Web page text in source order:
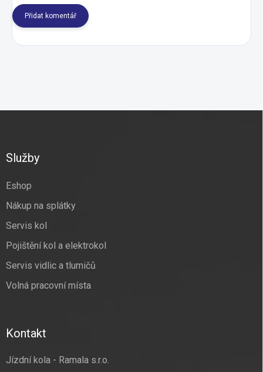
Přidat komentář
Služby
Eshop
Nákup na splátky
Servis kol
Pojištění kol a elektrokol
Servis vidlic a tlumičů
Volná pracovní místa
Kontakt
Jízdní kola - Ramala s.r.o.